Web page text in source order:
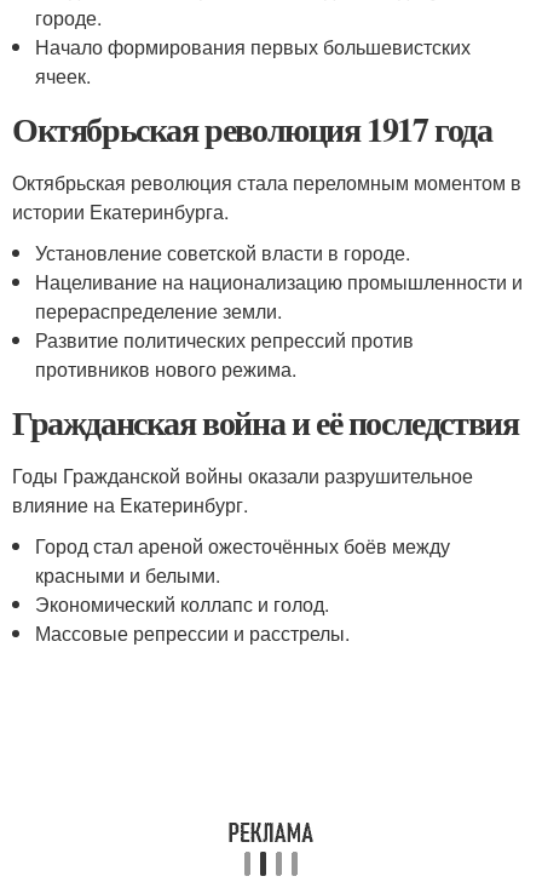
городе.
Начало формирования первых большевистских
ячеек.
Октябрьская революция 1917 года
Октябрьская революция стала переломным моментом в
истории Екатеринбурга.
Установление советской власти в городе.
Нацеливание на национализацию промышленности и
перераспределение земли.
Развитие политических репрессий против
противников нового режима.
Гражданская война и её последствия
Годы Гражданской войны оказали разрушительное
влияние на Екатеринбург.
Город стал ареной ожесточённых боёв между
красными и белыми.
Экономический коллапс и голод.
Массовые репрессии и расстрелы.